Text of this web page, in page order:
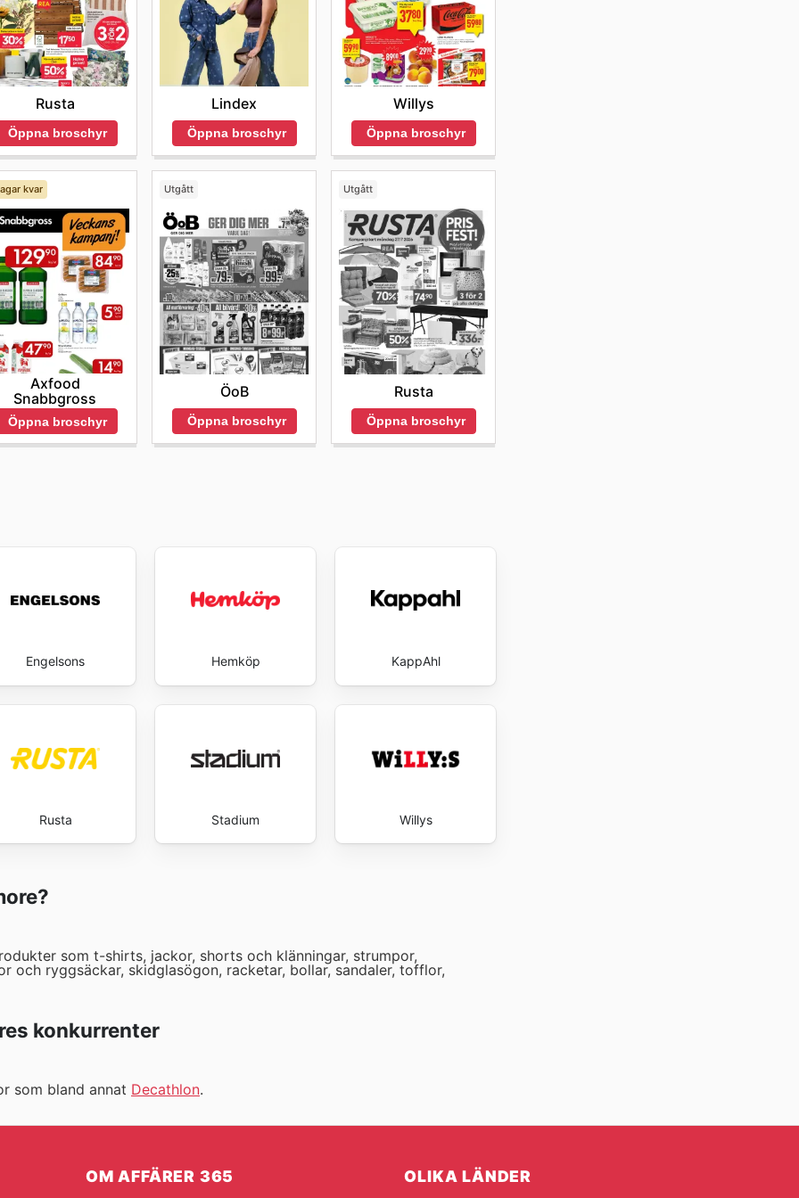
Rusta
Öppna broschyr
Lindex
Öppna broschyr
Willys
Öppna broschyr
kvar
Axfood
Snabbgross
Öppna broschyr
Utgått
ÖoB
Öppna broschyr
Utgått
Rusta
Öppna broschyr
Engelsons Hemköp KappAhl
Rusta Stadium Willys
som t-shirts, jackor, shorts och klänningar, strumpor,
och ryggsäckar, skidglasögon, racketar, bollar, sandaler, tofflor,
konkurrenter
som bland annat Decathlon.
OM AFFÄRER 365 OLIKA LÄNDER